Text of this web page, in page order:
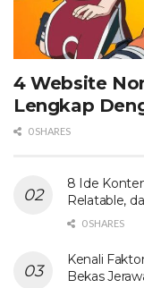
4 Website
Lengkap
0 SHARES
8 Ide
Relatable,
0 SHARES
Kenali
Bekas